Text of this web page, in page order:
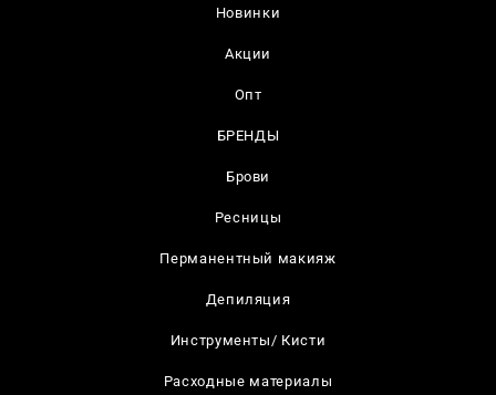
Новинки
Акции
Опт
БРЕНДЫ
Брови
Ресницы
Перманентный макияж
Депиляция
Инструменты/ Кисти
Расходные материалы